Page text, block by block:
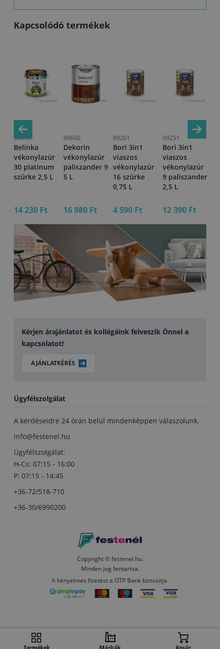
Kapcsolódó termékek
68436
Belinka
vékonylazúr
30 platinum
szürke 2,5 L
14 230 Ft
99690
Dekorin
vékonylazúr
paliszander 9
5 L
16 980 Ft
99261
Bori 3in1
viaszos
vékonylazúr
16 szürke
0,75 L
4 590 Ft
99251
Bori 3in1
viaszos
vékonylazúr
9 paliszander
2,5 L
12 390 Ft
Kérjen árajánlatot és kollégáink felveszik Önnel a
kapcsolatot!
AJÁNLATKÉRÉS
Ügyfélszolgálat
A kérdéseidre 24 órán belül mindenképpen válaszolunk.
info@festenel.hu
Ügyfélszolgálat:
H-Cs: 07:15 - 16:00
P: 07:15 - 14:45
+36-72/518-710
+36-30/6990200
Copyright © festenel.hu.
Minden jog fentartva.
A kényelmes fizetést a OTP Bank biztosítja.